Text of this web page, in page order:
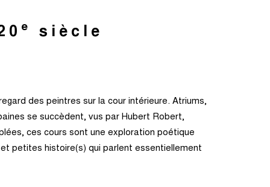
e siècle
des peintres sur la cour intérieure. Atriums,
se succèdent, vus par Hubert Robert,
ces cours sont une exploration poétique
petites histoire(s) qui parlent essentiellement